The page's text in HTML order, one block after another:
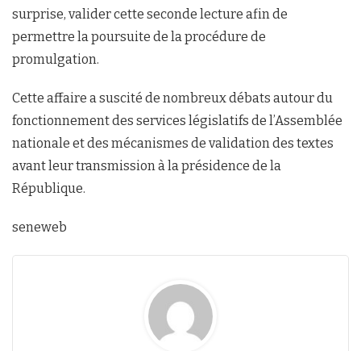
surprise, valider cette seconde lecture afin de
permettre la poursuite de la procédure de
promulgation.
Cette affaire a suscité de nombreux débats autour du
fonctionnement des services législatifs de l’Assemblée
nationale et des mécanismes de validation des textes
avant leur transmission à la présidence de la
République.
seneweb